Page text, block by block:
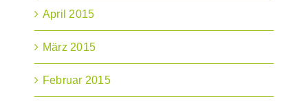
April 2015
März 2015
Februar 2015